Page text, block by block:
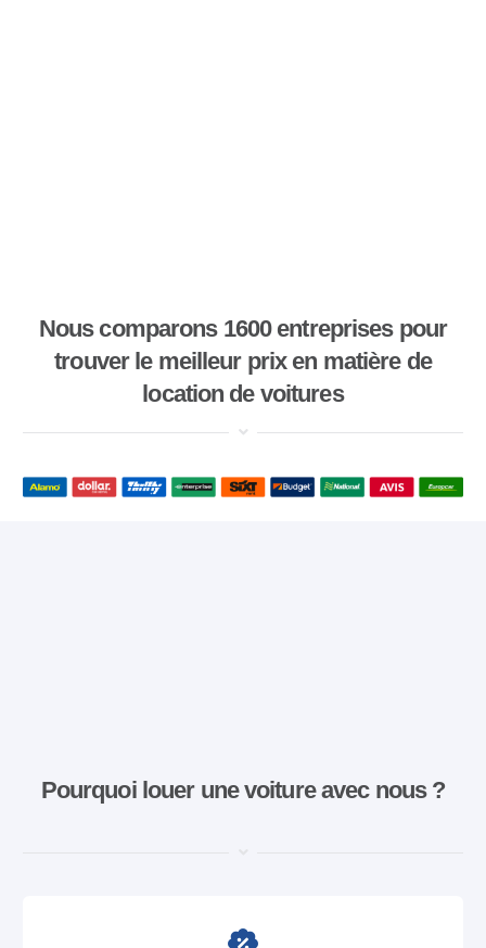
Nous comparons 1600 entreprises pour
trouver le meilleur prix en matière de
location de voitures
Pourquoi louer une voiture avec nous ?